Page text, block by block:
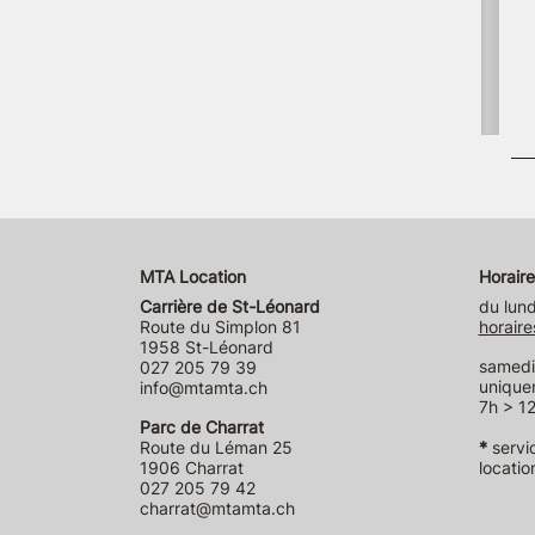
MTA Location
Carrière de St-Léonard
Route du Simplon 81
1958 St-Léonard
027 205 79 39
info@mtamta.ch
Parc de Charrat
Route du Léman 25
1906 Charrat
027 205 79 42
charrat@mtamta.ch
du
7h >
*